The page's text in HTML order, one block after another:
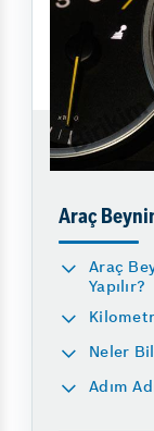
Araç
Araç
Yapılır?
Neler
Adım